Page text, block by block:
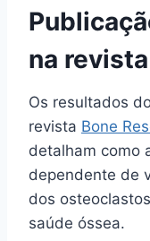
na
Os resultados
revista Bone
detalham como
dependente de
dos
saúde óssea.